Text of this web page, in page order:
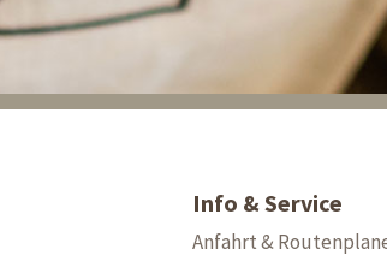
Info & Service
Anfahrt &